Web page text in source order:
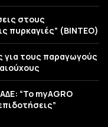
στους
πυρκαγιές” (BINTEO)
για τους παραγωγούς
“Το myAGRO